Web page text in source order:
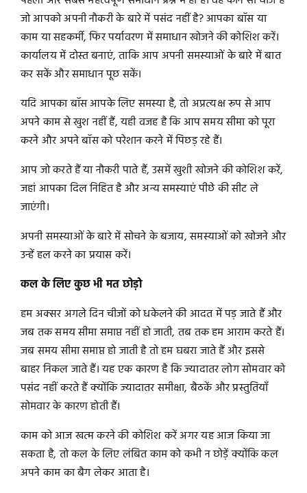
जो आपको अपनी नौकरी के बारे में पसंद नहीं है? आपका बॉस या
काम या सहकर्मी, फिर पर्यावरण में समाधान खोजने की कोशिश करें।
कार्यालय में दोस्त बनाएं, ताकि आप अपनी समस्याओं के बारे में बात
कर सकें और समाधान पूछ सकें।
यदि आपका बॉस आपके लिए समस्या है, तो अप्रत्यक्ष रूप से आप
अपने काम से खुश नहीं हैं, यही वजह है कि आप समय सीमा को पूरा
करने और अपने बॉस को परेशान करने में पिछड़ रहे हैं।
आप जो करते हैं या नौकरी पाते हैं, उसमें खुशी खोजने की कोशिश करें,
जहां आपका दिल निहित है और अन्य समस्याएं पीछे की सीट ले
जाएंगी।
अपनी समस्याओं के बारे में सोचने के बजाय, समस्याओं को खोजने और
उन्हें हल करने का प्रयास करें।
कल के लिए कुछ भी मत छोड़ो
हम अक्सर अगले दिन चीजों को धकेलने की आदत में पड़ जाते हैं और
जब तक समय सीमा समाप्त नहीं हो जाती, तब तक हम आराम करते हैं।
जब समय सीमा समाप्त हो जाती है तो हम घबरा जाते हैं और इससे
बाहर निकल जाते हैं। यह एक कारण है कि ज्यादातर लोग सोमवार को
पसंद नहीं करते हैं क्योंकि ज्यादातर समीक्षा, बैठकें और प्रस्तुतियाँ
सोमवार के कारण होती हैं।
काम को आज खत्म करने की कोशिश करें अगर यह आज किया जा
सकता है, तो कल के लिए लंबित काम को कभी न छोड़ें क्योंकि कल
अपने काम का बैग लेकर आता है।